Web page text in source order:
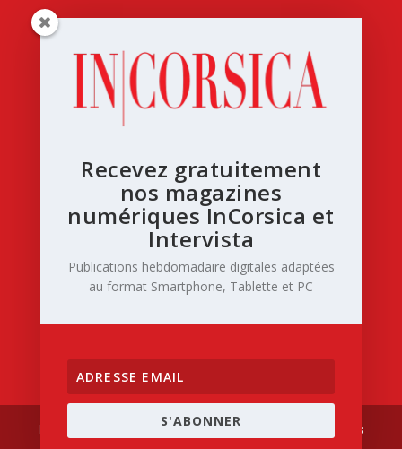
Elegant Themes| Powered by WordPress
Recevez gratuitement
nos magazines
numériques InCorsica et
Intervista
Publications hebdomadaire digitales adaptées
au format Smartphone, Tablette et PC
S'ABONNER